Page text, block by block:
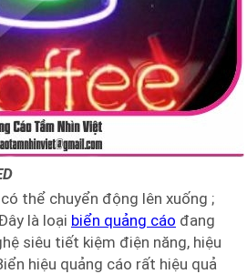
thể chuyển động lên xuống ;
là loại biển quảng cáo đang
siêu tiết kiệm điện năng, hiệu
hiệu quảng cáo rất hiệu quả